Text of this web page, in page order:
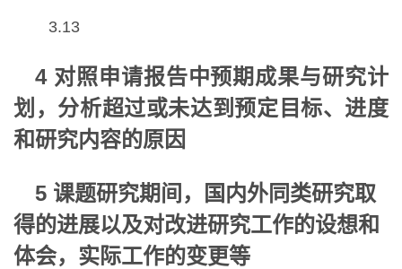
3.13
4 对照申请报告中预期成果与研究计
划，分析超过或未达到预定目标、进度
和研究内容的原因
5 课题研究期间，国内外同类研究取
得的进展以及对改进研究工作的设想和
体会，实际工作的变更等